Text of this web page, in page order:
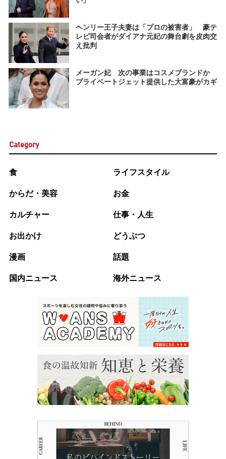
ヘンリー王子夫妻は「プロの被害者」 豪テ
レビ司会者がダイアナ元妃の舞台劇を皮肉交
え批判
メーガン妃 次の事業はコスメブランドか
プライベートジェット提供した大富豪がカギ
Category
食 ライフスタイル
からだ・美容 お金
カルチャー 仕事・人生
お出かけ どうぶつ
漫画 話題
国内ニュース 海外ニュース